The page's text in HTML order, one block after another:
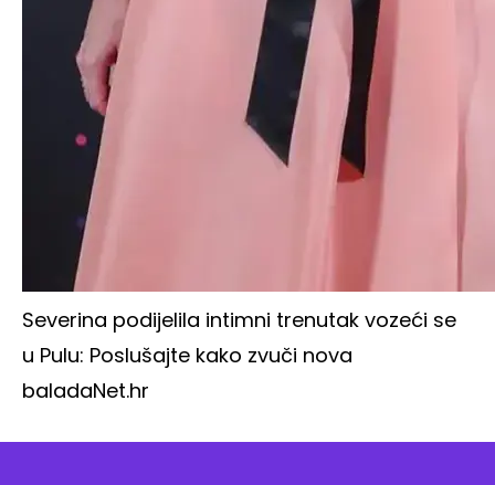
Severina podijelila intimni trenutak vozeći se
u Pulu: Poslušajte kako zvuči nova
baladaNet.hr